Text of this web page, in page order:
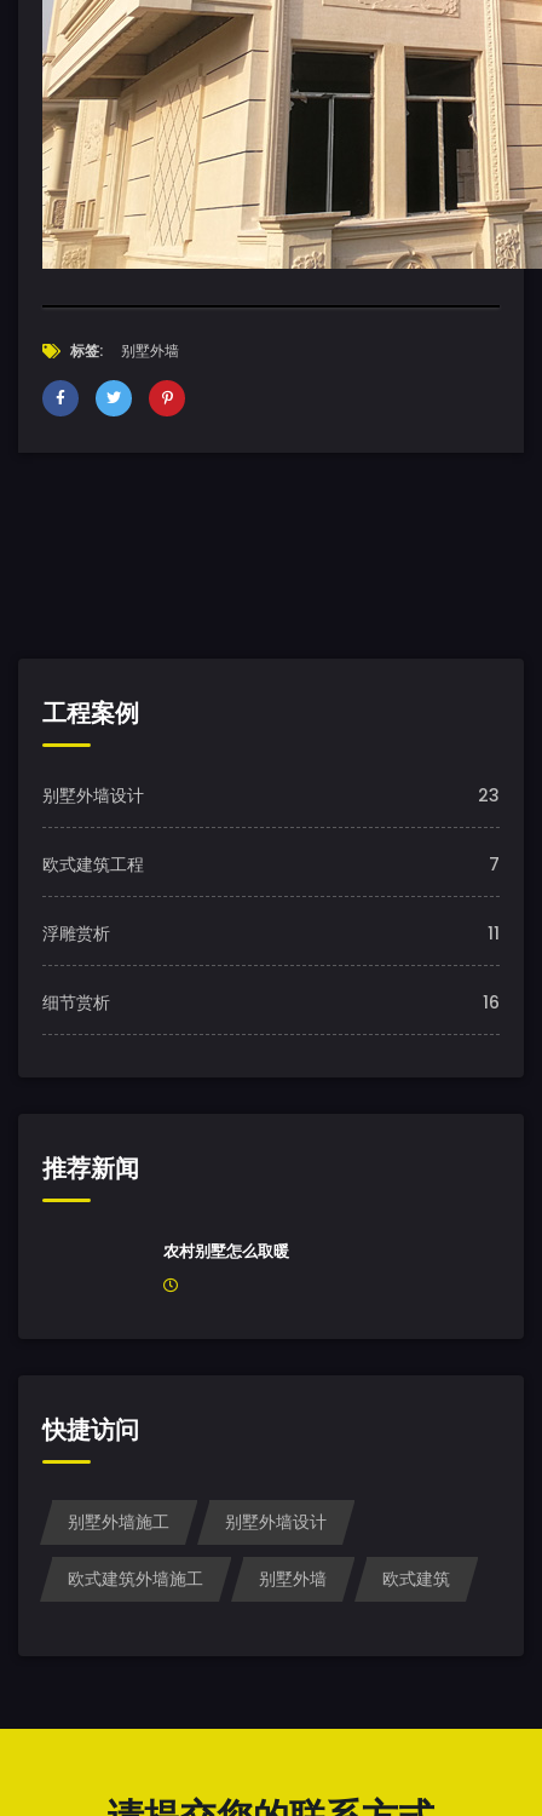
标签: 别墅外墙
工程案例
别墅外墙设计 23
欧式建筑工程 7
浮雕赏析 11
细节赏析 16
推荐新闻
农村别墅怎么取暖
快捷访问
别墅外墙施工 别墅外墙设计
欧式建筑外墙施工 别墅外墙 欧式建筑